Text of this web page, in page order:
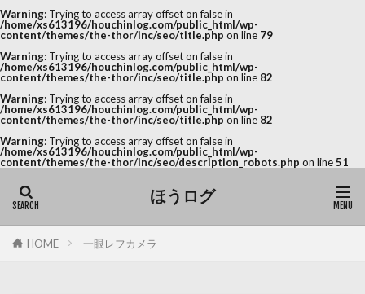
Warning: Trying to access array offset on false in
/home/xs613196/houchinlog.com/public_html/wp-
content/themes/the-thor/inc/seo/title.php on line 79
Warning: Trying to access array offset on false in
/home/xs613196/houchinlog.com/public_html/wp-
content/themes/the-thor/inc/seo/title.php on line 82
Warning: Trying to access array offset on false in
/home/xs613196/houchinlog.com/public_html/wp-
content/themes/the-thor/inc/seo/title.php on line 82
Warning: Trying to access array offset on false in
/home/xs613196/houchinlog.com/public_html/wp-
content/themes/the-thor/inc/seo/description_robots.php on line51
ほうログ
HOME 一眼レフカメラ